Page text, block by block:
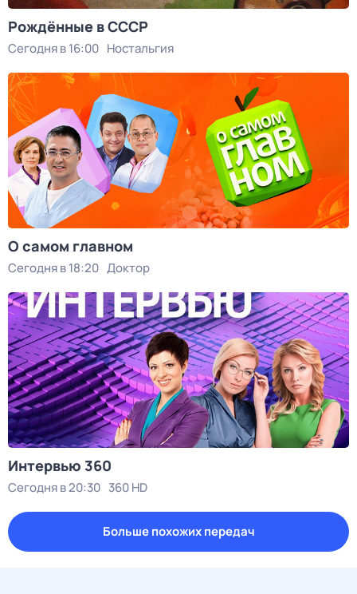
Рождённые в СССР
Сегодня в 16:00 Ностальгия
О самом главном
Сегодня в 18:20 Доктор
Интервью 360
Сегодня в 20:30 360 HD
Больше похожих передач